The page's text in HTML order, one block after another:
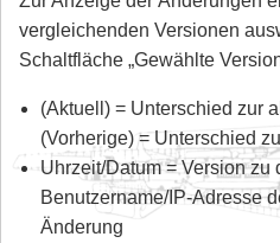
vergleichenden Versionen
Schaltfläche „Gewählte
(Aktuell) = Unterschied zur
(Vorherige) = Unterschied
Uhrzeit/Datum = Version zu
Benutzername/IP-Adresse
Änderung